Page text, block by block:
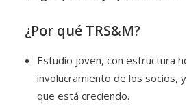
¿Por qué TRS&M?
Estudio joven, con estructura
involucramiento de los socios,
que está creciendo.